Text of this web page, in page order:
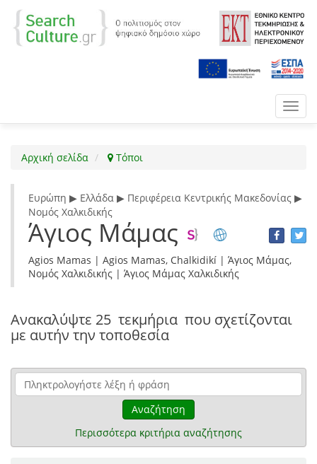
Αρχική σελίδα Τόποι
Ευρώπη ▶ Ελλάδα ▶ Περιφέρεια Κεντρικής Μακεδονίας ▶
Νομός Χαλκιδικής
Άγιος Μάμας
Agios Mamas | Agios Mamas, Chalkidikí | Άγιος Μάμας,
Νομός Χαλκιδικής | Άγιος Μάμας Χαλκιδικής
Ανακαλύψτε 25 τεκμήρια που σχετίζονται
με αυτήν την τοποθεσία
Αναζήτηση
Περισσότερα κριτήρια αναζήτησης